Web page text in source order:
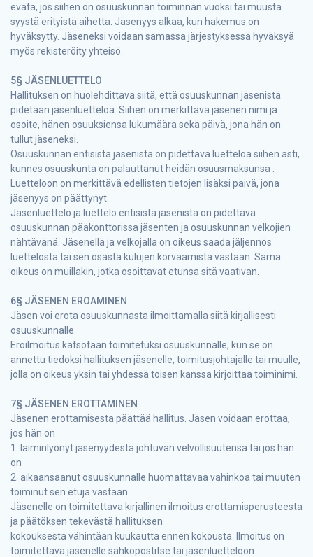
evätä, jos siihen on osuuskunnan toiminnan vuoksi tai muusta
syystä erityistä aihetta. Jäsenyys alkaa, kun hakemus on
hyväksytty. Jäseneksi voidaan samassa järjestyksessä hyväksyä
myös rekisteröity yhteisö.
5§ JÄSENLUETTELO
Hallituksen on huolehdittava siitä, että osuuskunnan jäsenistä
pidetään jäsenluetteloa. Siihen on merkittävä jäsenen nimi ja
osoite, hänen osuuksiensa lukumäärä sekä päivä, jona hän on
tullut jäseneksi.
Osuuskunnan entisistä jäsenistä on pidettävä luetteloa siihen asti,
kunnes osuuskunta on palauttanut heidän osuusmaksunsa .
Luetteloon on merkittävä edellisten tietojen lisäksi päivä, jona
jäsenyys on päättynyt.
Jäsenluettelo ja luettelo entisistä jäsenistä on pidettävä
osuuskunnan pääkonttorissa jäsenten ja osuuskunnan velkojien
nähtävänä. Jäsenellä ja velkojalla on oikeus saada jäljennös
luettelosta tai sen osasta kulujen korvaamista vastaan. Sama
oikeus on muillakin, jotka osoittavat etunsa sitä vaativan.
6§ JÄSENEN EROAMINEN
Jäsen voi erota osuuskunnasta ilmoittamalla siitä kirjallisesti
osuuskunnalle.
Eroilmoitus katsotaan toimitetuksi osuuskunnalle, kun se on
annettu tiedoksi hallituksen jäsenelle, toimitusjohtajalle tai muulle,
jolla on oikeus yksin tai yhdessä toisen kanssa kirjoittaa toiminimi.
7§ JÄSENEN EROTTAMINEN
Jäsenen erottamisesta päättää hallitus. Jäsen voidaan erottaa,
jos hän on
1. laiminlyönyt jäsenyydestä johtuvan velvollisuutensa tai jos hän
on
2. aikaansaanut osuuskunnalle huomattavaa vahinkoa tai muuten
toiminut sen etuja vastaan.
Jäsenelle on toimitettava kirjallinen ilmoitus erottamisperusteesta
ja päätöksen tekevästä hallituksen
kokouksesta vähintään kuukautta ennen kokousta. Ilmoitus on
toimitettava jäsenelle sähköpostitse tai jäsenluetteloon